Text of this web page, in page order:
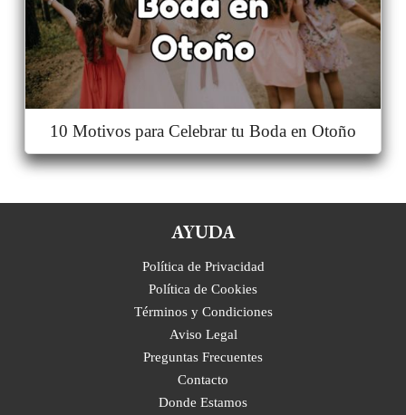
10 Motivos para Celebrar tu Boda en Otoño
AYUDA
Política de Privacidad
Política de Cookies
Términos y Condiciones
Aviso Legal
Preguntas Frecuentes
Contacto
Donde Estamos